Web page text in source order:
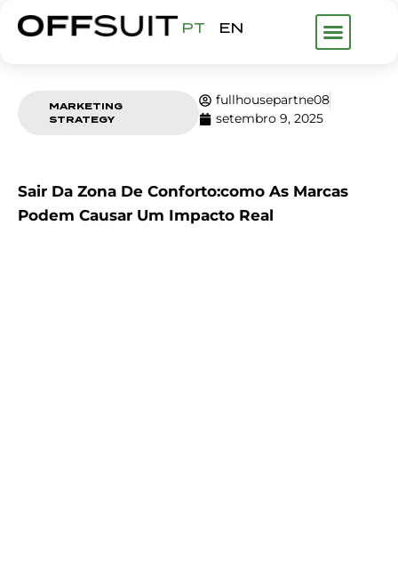
PT EN
MARKETING
STRATEGY
fullhousepartne08
setembro 9, 2025
Sair Da Zona De Conforto:como As Marcas
Podem Causar Um Impacto Real